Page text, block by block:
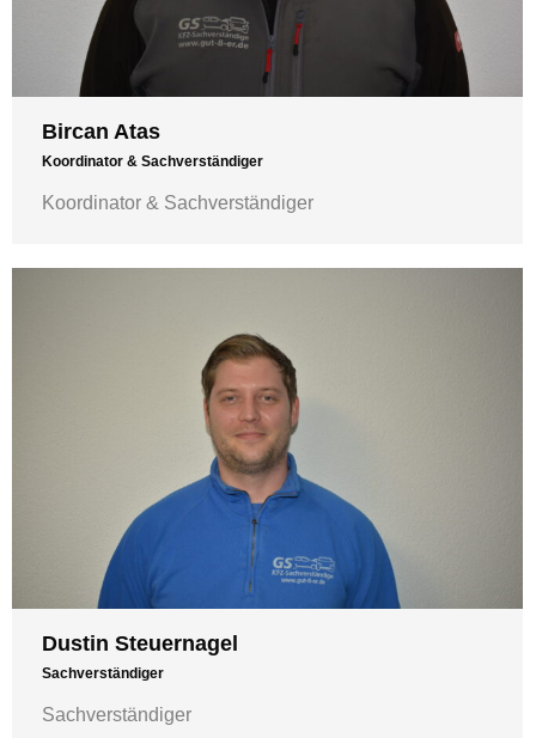
Bircan Atas
Koordinator & Sachverständiger
Koordinator & Sachverständiger
Dustin Steuernagel
Sachverständiger
Sachverständiger